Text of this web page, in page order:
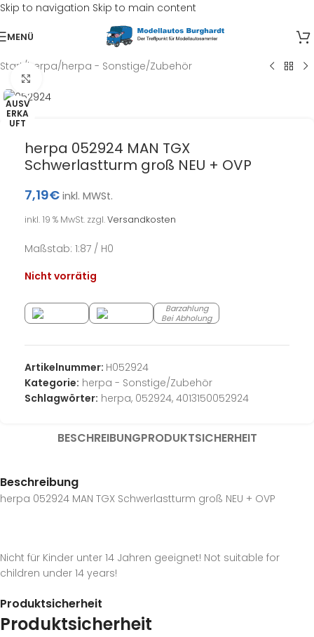
Skip to navigation Skip to main content
MENÜ
Start /herpa/herpa - Sonstige/Zubehör
AUSV
ERKA
UFT
herpa 052924 MAN TGX
Schwerlastturm groß NEU + OVP
7,19€ inkl. MWSt.
inkl. 19 % MwSt. zzgl.Versandkosten
Maßstab: 1:87 / H0
Nicht vorrätig
Barzahlung
Bei Abholung
Artikelnummer: H052924
Kategorie: herpa - Sonstige/Zubehör
Schlagwörter: herpa, 052924, 4013150052924
BESCHREIBUNGPRODUKTSICHERHEIT
Beschreibung
herpa 052924 MAN TGX Schwerlastturm groß NEU + OVP
Nicht für Kinder unter 14 Jahren geeignet! Not suitable for
children under 14 years!
Produktsicherheit
Produktsicherheit